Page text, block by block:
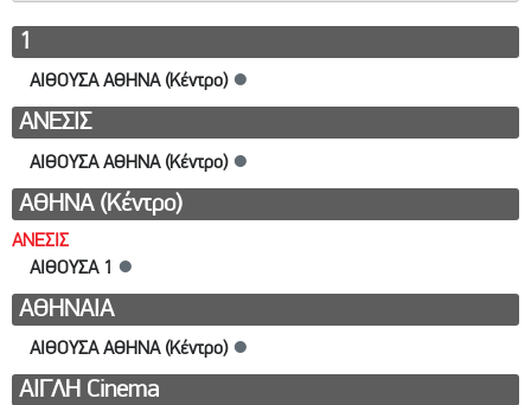
1
ΑΙΘΟΥΣΑ ΑΘΗΝΑ (Κέντρο) ●
AΝΕΣΙΣ
ΑΙΘΟΥΣΑ ΑΘΗΝΑ (Κέντρο) ●
ΑΘΗΝΑ (Κέντρο)
AΝΕΣΙΣ
ΑΙΘΟΥΣΑ 1 ●
ΑΘΗΝΑΙΑ
ΑΙΘΟΥΣΑ ΑΘΗΝΑ (Κέντρο) ●
ΑΙΓΛΗ Cinema